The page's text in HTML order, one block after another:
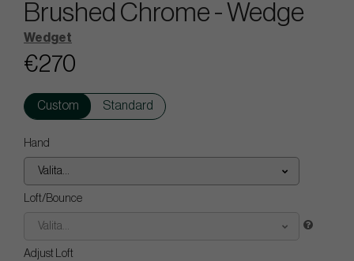
Brushed Chrome - Wedge
Wedget
€270
Custom Standard
Hand
Valita...
Loft/Bounce
Valita...
Adjust Loft